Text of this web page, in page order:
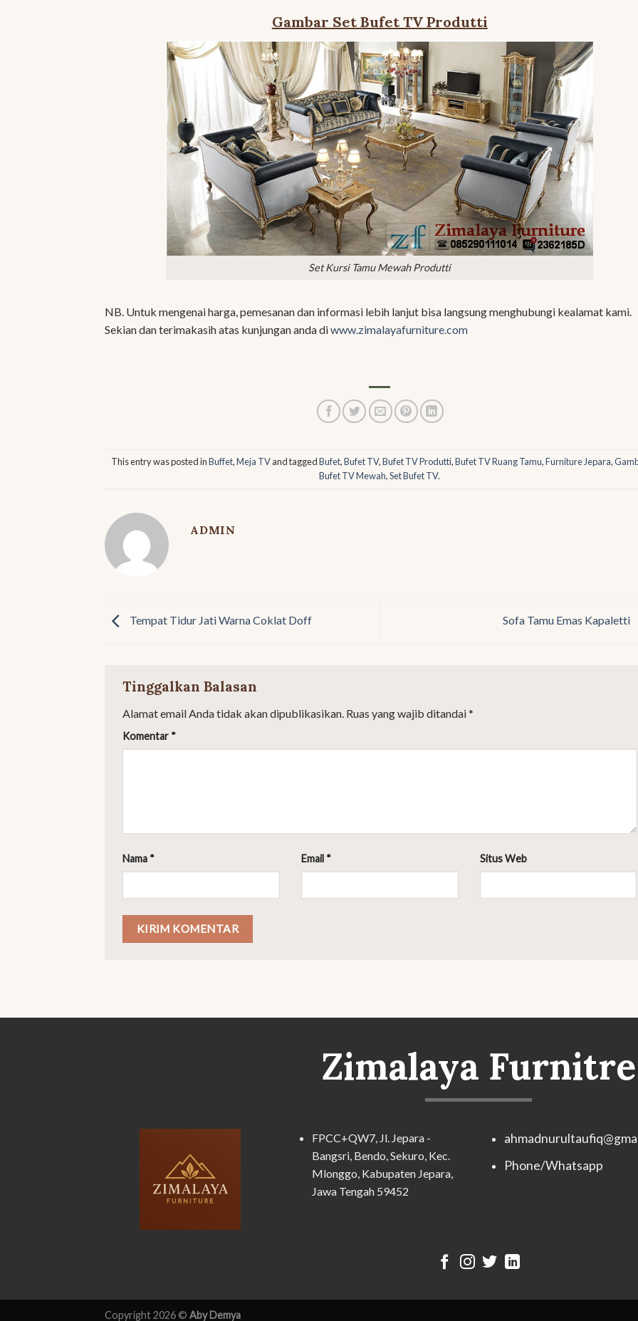
Gambar Set Bufet TV Produtti
Set Kursi Tamu Mewah Produtti
NB. Untuk mengenai harga, pemesanan dan informasi lebih lanjut bisa langsung menghubungi kealamat kami.
Sekian dan terimakasih atas kunjungan anda diwww.zimalayafurniture.com
This entry was posted inBuffet,Meja TVand taggedBufet,Bufet TV,Bufet TV Produtti,Bufet TV Ruang Tamu,Furniture Jepara,
Bufet TV Mewah,Set Bufet TV.
ADMIN
Tempat Tidur Jati Warna Coklat Doff Sofa Tamu Emas Kapaletti
Tinggalkan Balasan
Alamat email Anda tidak akan dipublikasikan. Ruas yang wajib ditandai*
Komentar *
Nama * Email * Situs Web
Zimalaya Furnitre
FPCC+QW7, Jl. Jepara -
Bangsri, Bendo, Sekuro, Kec.
Mlonggo, Kabupaten Jepara,
Jawa Tengah 59452
Phone/Whatsapp
Copyright 2026 © Aby Demya